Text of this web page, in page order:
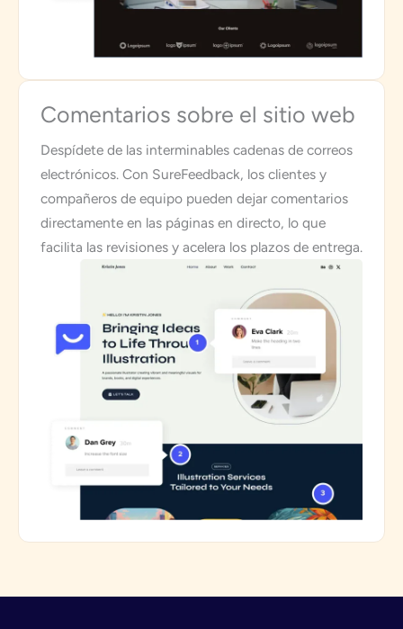
Comentarios sobre el sitio web
Despídete de las interminables cadenas de correos
electrónicos. Con SureFeedback, los clientes y
compañeros de equipo pueden dejar comentarios
directamente en las páginas en directo, lo que
facilita las revisiones y acelera los plazos de entrega.